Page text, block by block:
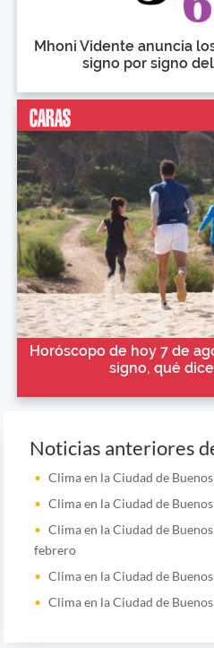
Mhoni Vidente anuncia
signo por signo
Horóscopo de hoy 7 de
signo, qué
Noticias anteriores
Clima en la Ciudad de
Clima en la Ciudad de
Clima en la Ciudad de
febrero
Clima en la Ciudad de
Clima en la Ciudad de